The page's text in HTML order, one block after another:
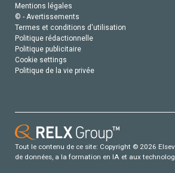
Mentions légales
© - Avertissements
Termes et conditions d'utilisation
Politique rédactionnelle
Politique publicitaire
Cookie settings
Politique de la vie privée
Tout le contenu de ce site: Copyright © 2026
de données, a la formation en IA et aux